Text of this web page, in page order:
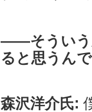
――そういう
ると思うんで
森沢洋介氏: